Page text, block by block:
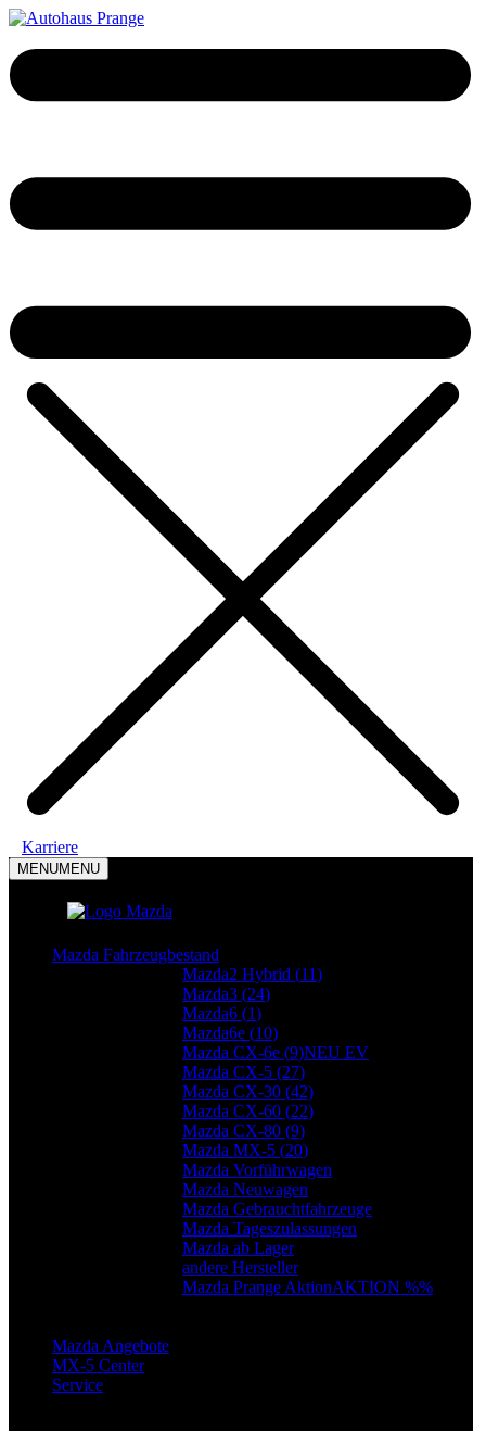
Karriere
MENUMENU
Mazda Fahrzeugbestand
Mazda2 Hybrid (11)
Mazda3 (24)
Mazda6 (1)
Mazda6e (10)
Mazda CX-6e (9)NEU EV
Mazda CX-5 (27)
Mazda CX-30 (42)
Mazda CX-60 (22)
Mazda CX-80 (9)
Mazda MX-5 (20)
Mazda Vorführwagen
Mazda Neuwagen
Mazda Gebrauchtfahrzeuge
Mazda Tageszulassungen
Mazda ab Lager
andere Hersteller
Mazda Prange AktionAKTION %%
Mazda Angebote
MX-5 Center
Service